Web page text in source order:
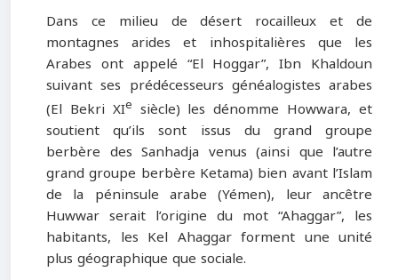
Dans ce milieu de désert rocailleux et de
montagnes arides et inhospitalières que les
Arabes ont appelé “El Hoggar”, Ibn Khaldoun
suivant ses prédécesseurs généalogistes arabes
(El Bekri XIe siècle) les dénomme Howwara, et
soutient qu’ils sont issus du grand groupe
berbère des Sanhadja venus (ainsi que l’autre
grand groupe berbère Ketama) bien avant l’Islam
de la péninsule arabe (Yémen), leur ancêtre
Huwwar serait l’origine du mot “Ahaggar”, les
habitants, les Kel Ahaggar forment une unité
plus géographique que sociale.